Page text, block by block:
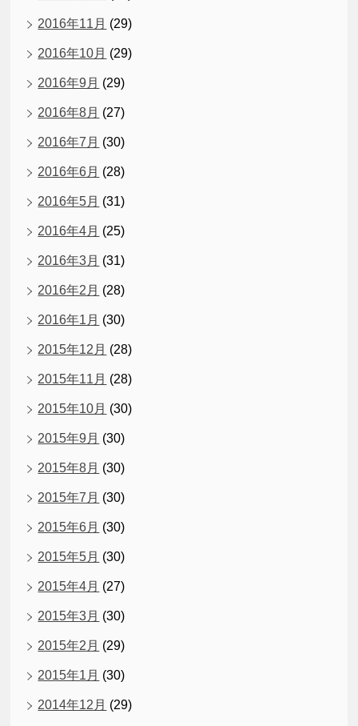
2016年11月 (29)
2016年10月 (29)
2016年9月 (29)
2016年8月 (27)
2016年7月 (30)
2016年6月 (28)
2016年5月 (31)
2016年4月 (25)
2016年3月 (31)
2016年2月 (28)
2016年1月 (30)
2015年12月 (28)
2015年11月 (28)
2015年10月 (30)
2015年9月 (30)
2015年8月 (30)
2015年7月 (30)
2015年6月 (30)
2015年5月 (30)
2015年4月 (27)
2015年3月 (30)
2015年2月 (29)
2015年1月 (30)
2014年12月 (29)